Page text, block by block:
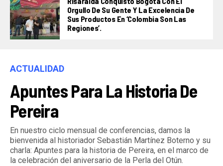
Orgullo De Su Gente Y La Excelencia De
Sus Productos En ‘Colombia Son Las
Regiones’.
ACTUALIDAD
Apuntes Para La Historia De
Pereira
En nuestro ciclo mensual de conferencias, damos la
bienvenida al historiador Sebastián Martínez Boterno y su
charla: Apuntes para la historia de Pereira, en el marco de
la celebración del aniversario de la Perla del Otún.